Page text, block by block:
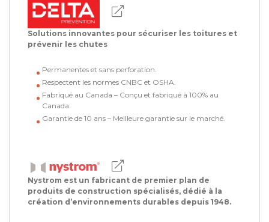
Solutions innovantes pour sécuriser les toitures et
prévenir les chutes
Permanentes et sans perforation.
Respectent les normes CNBC et OSHA.
Fabriqué au Canada – Conçu et fabriqué à 100% au
Canada.
Garantie de 10 ans – Meilleure garantie sur le marché.
Nystrom est un fabricant de premier plan de
produits de construction spécialisés, dédié à la
création d’environnements durables depuis 1948.